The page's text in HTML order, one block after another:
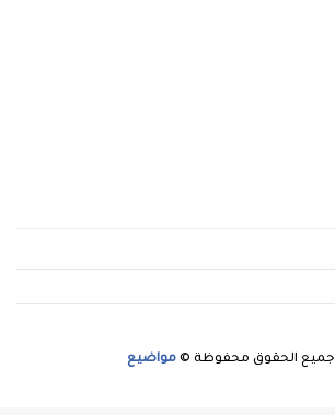
جميع الحقوق محفوظة © مواضيع